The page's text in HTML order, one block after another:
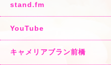
stand.fm
YouTube
キャメリアブラン前橋